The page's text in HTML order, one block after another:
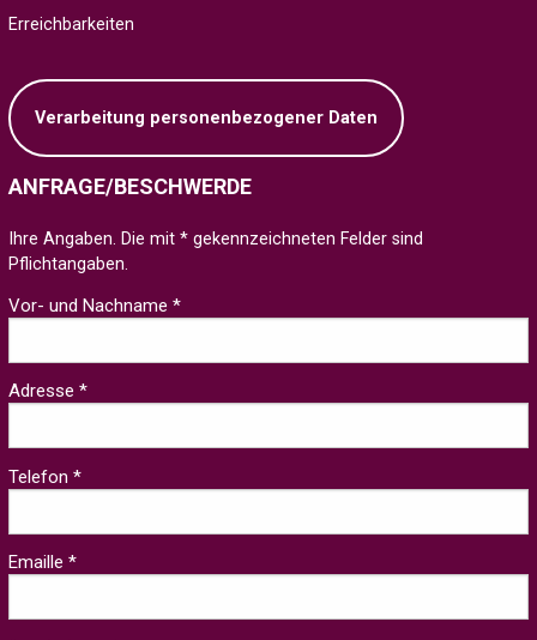
Erreichbarkeiten
Verarbeitung personenbezogener Daten
ANFRAGE/BESCHWERDE
Ihre Angaben. Die mit * gekennzeichneten Felder sind
Pflichtangaben.
Vor- und Nachname *
Adresse *
Telefon *
Emaille *